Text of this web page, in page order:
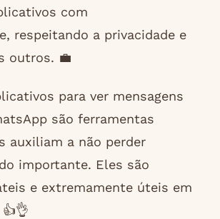
com
respeitando a privacidade e
outros. 💼
para ver mensagens
são ferramentas
auxiliam a não perder
importante. Eles são
e extremamente úteis em